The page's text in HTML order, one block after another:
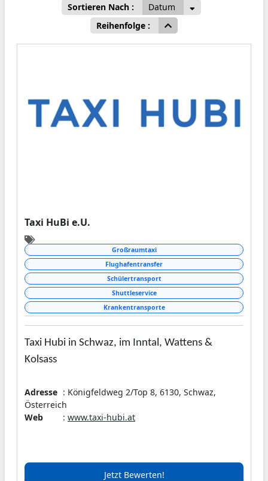
Sortieren Nach :
Datum
Reihenfolge :
Taxi HuBi e.U.
Großraumtaxi
Flughafentransfer
Schülertransport
Shuttleservice
Krankentransporte
Taxi Hubi in Schwaz, im Inntal, Wattens &
Kolsass
... 24 Stunden am Tag für Sie da!
Adresse : Königfeldweg 2/Top 8, 6130, Schwaz,
Österreich
Web
: www.taxi-hubi.at
Jetzt Bewerten!